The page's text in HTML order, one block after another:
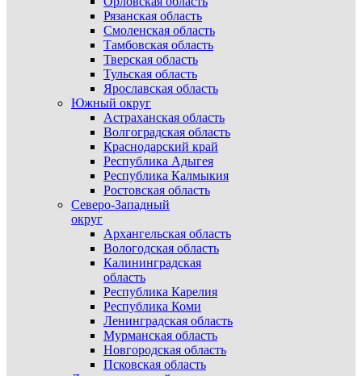
Рязанская область
Смоленская область
Тамбовская область
Тверская область
Тульская область
Ярославская область
Южный округ
Астраханская область
Волгоградская область
Краснодарский край
Республика Адыгея
Республика Калмыкия
Ростовская область
Северо-Западный
округ
Архангельская область
Вологодская область
Калининградская
область
Республика Карелия
Республика Коми
Ленинградская область
Мурманская область
Новгородская область
Псковская область